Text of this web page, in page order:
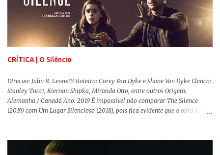
estéticas de se fazer documentários, selecionei 5 produções tupiniquins do
gênero que, para mim, são indispensáveis: ▼ Cabra Marcado para Morrer
(1984) , de Eduardo Coutinho Em 1964, devido ao golpe militar, Eduardo
Coutinho (Edifício Master) teve que abandonar as filmagens do
documentário sobre o assassinato do líder camponês Joã...
CRÍTICA | O Silêncio
Direção: John R. Leonetti Roteiro: Carey Van Dyke e Shane Van Dyke Elenco:
Stanley Tucci, Kiernan Shipka, Miranda Otto, entre outros Origem:
Alemanha / Canadá Ano: 2019 É impossível não comparar The Silence
(2019) com Um Lugar Silencioso (2018), pois fica evidente que a obra bebe
reproduzir alguns elementos que consograram a obra de John Krasinski
(The Office). Aqui os “monstros” com audições aguçadas eram seres da